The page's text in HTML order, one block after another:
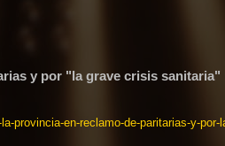
y por "la grave crisis
provincia-en-reclamo-de-paritarias-y-por-